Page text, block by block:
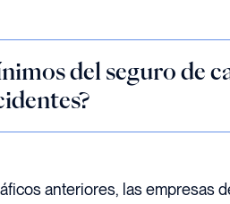
del seguro de
anteriores, las empresas